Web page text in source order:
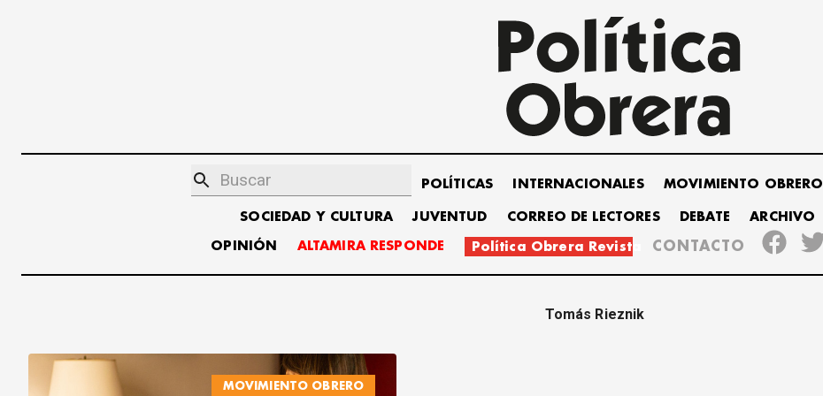
POLÍTICAS INTERNACIONALES MOVIMIENTO OBRERO
SOCIEDAD Y CULTURA JUVENTUD CORREO DE LECTORES DEBATE ARCHIVO
OPINIÓN ALTAMIRA RESPONDE Política Obrera Revista CONTACTO
Tomás Rieznik
MOVIMIENTO OBRERO